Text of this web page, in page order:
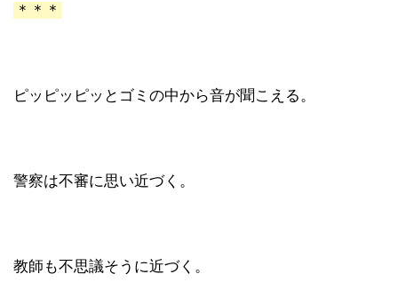
＊＊＊
ピッピッピッとゴミの中から音が聞こえる。
警察は不審に思い近づく。
教師も不思議そうに近づく。